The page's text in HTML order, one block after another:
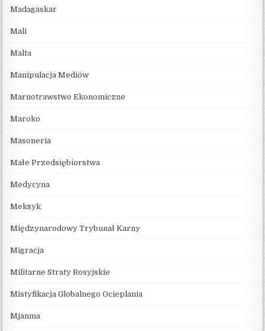
Madagaskar
Mali
Malta
Manipulacja Mediów
Marnotrawstwo Ekonomiczne
Maroko
Masoneria
Małe Przedsiębiorstwa
Medycyna
Meksyk
Międzynarodowy Trybunał Karny
Migracja
Militarne Straty Rosyjskie
Mistyfikacja Globalnego Ocieplania
Mjanma